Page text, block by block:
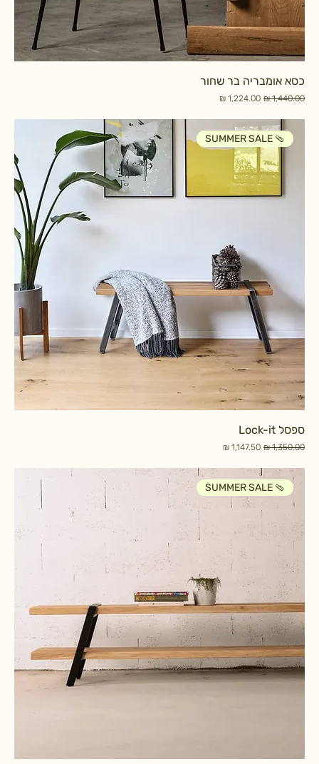
כסא אומבריה בר שחור
מחיר רגיל מחיר מבצע
SUMMER SALE 🩴
ספסל Lock-it
מחיר רגיל מחיר מבצע
SUMMER SALE 🩴